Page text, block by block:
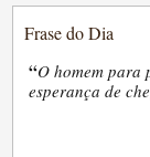
Frase do Dia
“O homem para
esperança de